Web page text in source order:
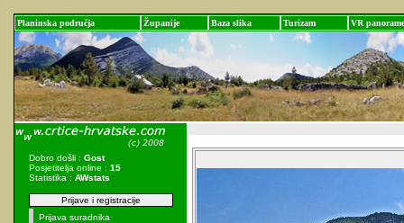
Planinska područja Županije Baza slika Turizam VR panorame
Dobro došli : Gost
Posjetitelja online : 15
Statistika : AWstats
Prijave i registracije
Prijava suradnika